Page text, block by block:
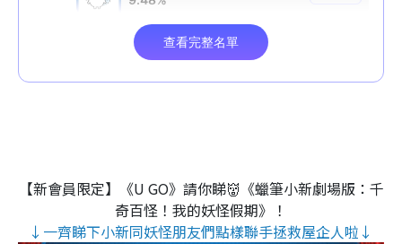
【新會員限定】《U GO》請你睇👹《蠟筆小新劇場版：千
奇百怪！我的妖怪假期》！
↓一齊睇下小新同妖怪朋友們點樣聯手拯救屋企人啦↓